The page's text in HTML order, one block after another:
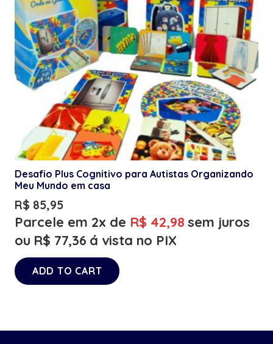
Desafio Plus Cognitivo para Autistas Organizando
Meu Mundo em casa
R$ 85,95
Parcele em 2x de R$ 42,98 sem juros
ou R$ 77,36 á vista no PIX
ADD TO CART